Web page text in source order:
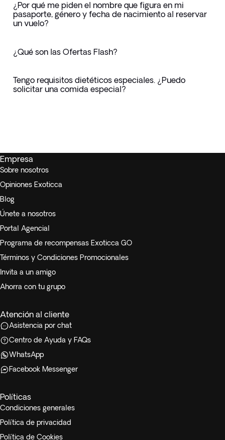
¿Por qué me piden el nombre que figura en mi
pasaporte, género y fecha de nacimiento al reservar
un vuelo?
¿Qué son las Ofertas Flash?
Tengo requisitos dietéticos especiales. ¿Puedo
solicitar una comida especial?